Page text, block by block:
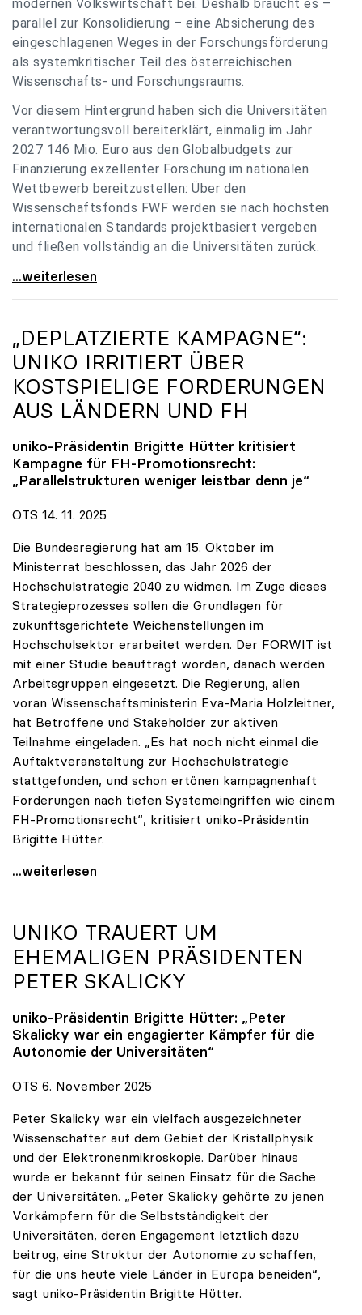
modernen Volkswirtschaft bei. Deshalb braucht es –
parallel zur Konsolidierung – eine Absicherung des
eingeschlagenen Weges in der Forschungsförderung
als systemkritischer Teil des österreichischen
Wissenschafts- und Forschungsraums.
Vor diesem Hintergrund haben sich die Universitäten
verantwortungsvoll bereiterklärt, einmalig im Jahr
2027 146 Mio. Euro aus den Globalbudgets zur
Finanzierung exzellenter Forschung im nationalen
Wettbewerb bereitzustellen: Über den
Wissenschaftsfonds FWF werden sie nach höchsten
internationalen Standards projektbasiert vergeben
und fließen vollständig an die Universitäten zurück.
Gemeinsam für einen starken Wissenschafts- und
...weiterlesen
„DEPLATZIERTE KAMPAGNE“:
UNIKO IRRITIERT ÜBER
KOSTSPIELIGE FORDERUNGEN
AUS LÄNDERN UND FH
uniko-Präsidentin Brigitte Hütter kritisiert
Kampagne für FH-Promotionsrecht:
„Parallelstrukturen weniger leistbar denn je“
OTS 14. 11. 2025
Die Bundesregierung hat am 15. Oktober im
Ministerrat beschlossen, das Jahr 2026 der
Hochschulstrategie 2040 zu widmen. Im Zuge dieses
Strategieprozesses sollen die Grundlagen für
zukunftsgerichtete Weichenstellungen im
Hochschulsektor erarbeitet werden. Der FORWIT ist
mit einer Studie beauftragt worden, danach werden
Arbeitsgruppen eingesetzt. Die Regierung, allen
voran Wissenschaftsministerin Eva-Maria Holzleitner,
hat Betroffene und Stakeholder zur aktiven
Teilnahme eingeladen. „Es hat noch nicht einmal die
Auftaktveranstaltung zur Hochschulstrategie
stattgefunden, und schon ertönen kampagnenhaft
Forderungen nach tiefen Systemeingriffen wie einem
FH-Promotionsrecht“, kritisiert uniko-Präsidentin
Brigitte Hütter.
„Deplatzierte Kampagne“: uniko irritiert über
...weiterlesen
UNIKO TRAUERT UM
EHEMALIGEN PRÄSIDENTEN
PETER SKALICKY
uniko-Präsidentin Brigitte Hütter: „Peter
Skalicky war ein engagierter Kämpfer für die
Autonomie der Universitäten“
OTS 6. November 2025
Peter Skalicky war ein vielfach ausgezeichneter
Wissenschafter auf dem Gebiet der Kristallphysik
und der Elektronenmikroskopie. Darüber hinaus
wurde er bekannt für seinen Einsatz für die Sache
der Universitäten. „Peter Skalicky gehörte zu jenen
Vorkämpfern für die Selbstständigkeit der
Universitäten, deren Engagement letztlich dazu
beitrug, eine Struktur der Autonomie zu schaffen,
für die uns heute viele Länder in Europa beneiden“,
sagt uniko-Präsidentin Brigitte Hütter.